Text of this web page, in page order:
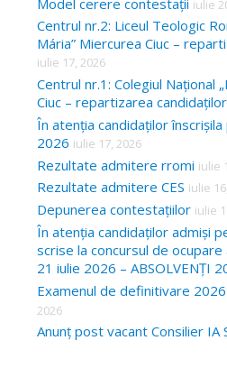
iulie
Centrul nr.2: Liceul Teologic
Mária” Miercurea Ciuc –
iulie 17, 2026
Centrul nr.1: Colegiul Național
Ciuc – repartizarea
În atenția candidaților
2026 iulie 17, 2026
Rezultate admitere rromi iulie
Rezultate admitere CES iulie
Depunerea contestațiilor iulie
În atenția candidaților admiși
scrise la concursul de
21 iulie 2026 – ABSOLVENȚI
Examenul de definitivare
2026
Anunț post vacant Consilier IA